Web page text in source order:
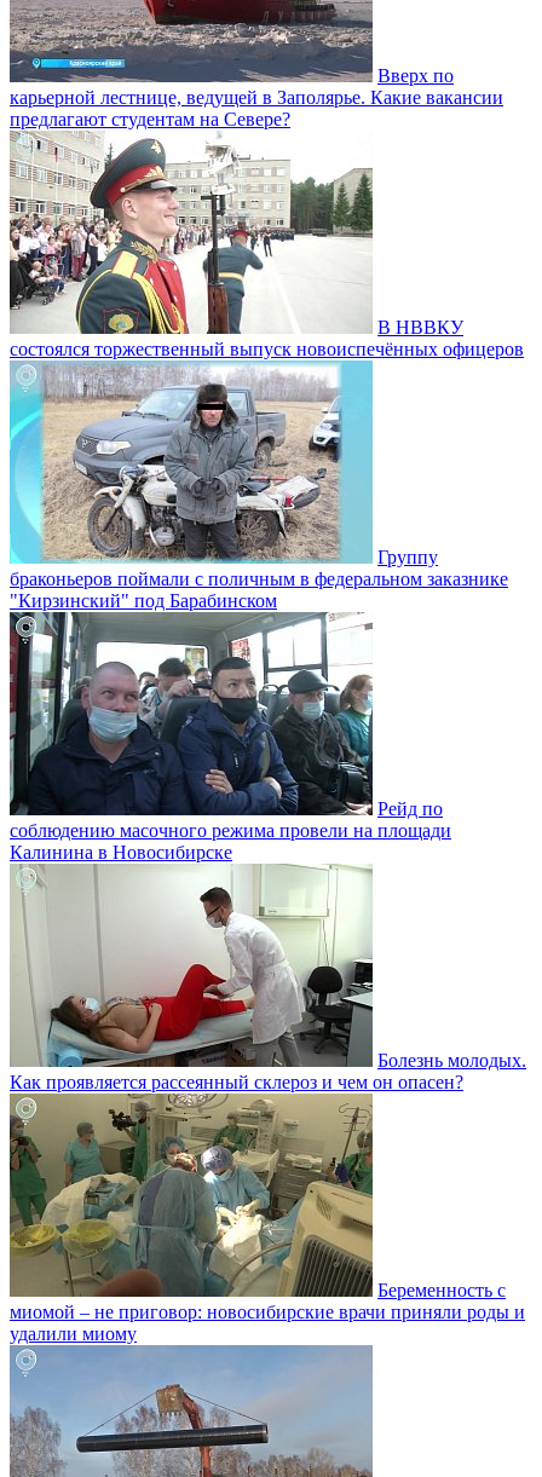
Вверх по
карьерной лестнице, ведущей в Заполярье. Какие вакансии
предлагают студентам на Севере?
В НВВКУ
состоялся торжественный выпуск новоиспечённых офицеров
Группу
браконьеров поймали с поличным в федеральном заказнике
"Кирзинский" под Барабинском
Рейд по
соблюдению масочного режима провели на площади
Калинина в Новосибирске
Болезнь молодых.
Как проявляется рассеянный склероз и чем он опасен?
Беременность с
миомой – не приговор: новосибирские врачи приняли роды и
удалили миому